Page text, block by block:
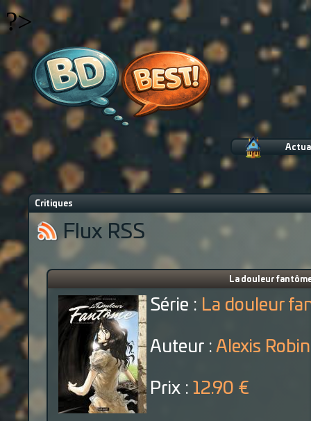
?>
Critiques
Flux RSS
La douleur
Série : La douleur
Auteur : Alexis
Prix : 12.90 €